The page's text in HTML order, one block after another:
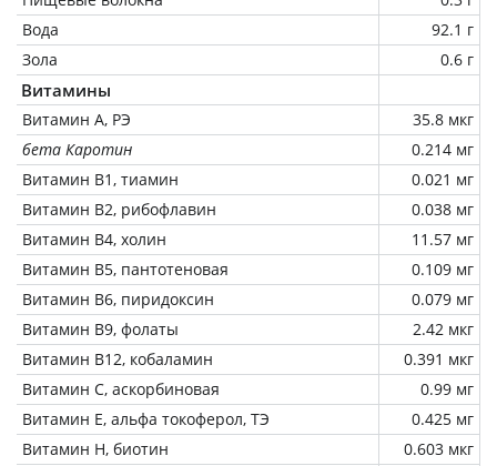
Вода
92.1 г
Зола
0.6 г
Витамины
Витамин А, РЭ
35.8 мкг
бета Каротин
0.214 мг
Витамин В1, тиамин
0.021 мг
Витамин В2, рибофлавин
0.038 мг
Витамин В4, холин
11.57 мг
Витамин В5, пантотеновая
0.109 мг
Витамин В6, пиридоксин
0.079 мг
Витамин В9, фолаты
2.42 мкг
Витамин В12, кобаламин
0.391 мкг
Витамин C, аскорбиновая
0.99 мг
Витамин Е, альфа токоферол, ТЭ
0.425 мг
Витамин Н, биотин
0.603 мкг